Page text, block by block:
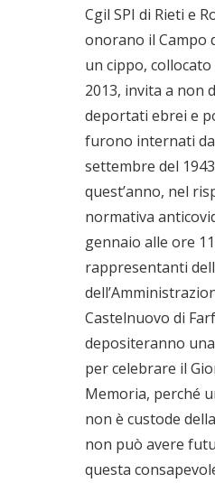
Cgil SPI di Rieti e
onorano il Campo
un cippo,
2013, invita a non
deportati ebrei e
furono internati
settembre del
quest’anno, nel
normativa
gennaio alle ore
rappresentanti
Castelnuovo di
depositeranno
per celebrare il
Memoria, perché
non è custode
non può avere
questa